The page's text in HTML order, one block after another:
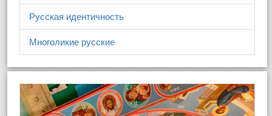
Русская идентичность
Многоликие русские